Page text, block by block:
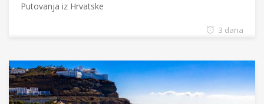
Putovanja iz Hrvatske
3 dana